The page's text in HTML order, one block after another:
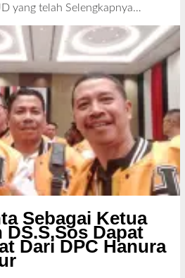
h
e
a
s
i
yang telah Selengkapnya…
Sebagai Ketua
Dapat
Dari DPC Hanura